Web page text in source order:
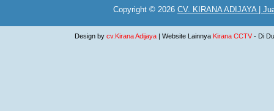
Copyright © 2026 CV. KIRANA ADIJAYA |
Design by cv.Kirana Adijaya| Website Lainnya Kirana CCTV- Di